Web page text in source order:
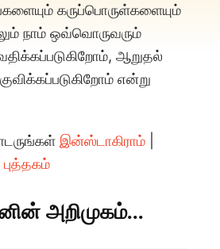
கருப்பொருள்களையும்
நாம் ஒவ்வொருவரும்
ஆறுதல்
என்று
இன்ஸ்டாகிராம்
அறிமுகம்...